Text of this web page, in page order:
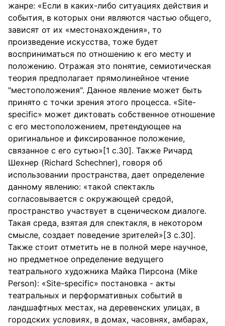
жанре: «Если в каких-либо ситуациях действия и
события, в которых они являются частью общего,
зависят от их «местонахождения», то
произведение искусства, тоже будет
восприниматься по отношению к его месту и
положению. Отражая это понятие, семиотическая
теория предполагает прямолинейное чтение
"местоположения". Данное явление может быть
принято с точки зрения этого процесса. «Site-
specific» может диктовать собственное отношение
с его местоположением, претендующее на
оригинальное и фиксированное положение,
связанное с его сутью»[1 c.30]. Также Ричард
Шехнер (Richard Schechner), говоря об
использовании пространства, дает определение
данному явлению: «такой спектакль
согласовывается с окружающей средой,
пространство участвует в сценическом диалоге.
Такая среда, взятая для спектакля, в некотором
смысле, создает поведение зрителей»[3 c.30].
Также стоит отметить не в полной мере научное,
но предметное определение ведущего
театрального художника Майка Пирсона (Mike
Person): «Site-specific» постановка - акты
театральных и перформативных событий в
ландшафтных местах, на деревенских улицах, в
городских условиях, в домах, часовнях, амбарах,